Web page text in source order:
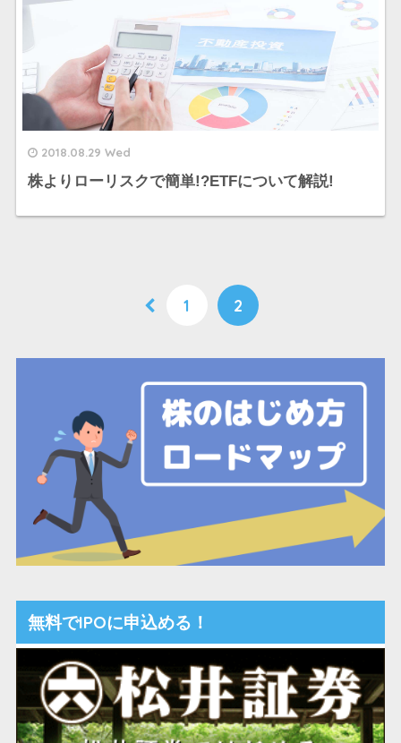
2018.08.29 Wed
株よりローリスクで簡単!?ETFについて解説!
1 2
無料でIPOに申込める！